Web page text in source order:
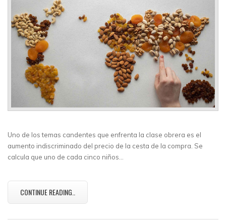
Uno de los temas candentes que enfrenta la clase obrera es el
aumento indiscriminado del precio de la cesta de la compra. Se
calcula que uno de cada cinco niños…
CONTINUE READING..